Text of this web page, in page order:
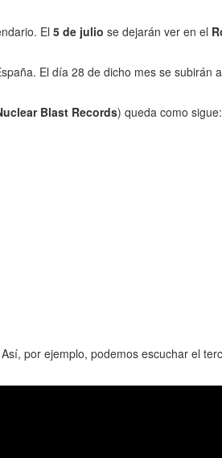
El 5 de julio se dejarán ver en el
El día 28 de dicho mes se subirán
Blast Records) queda como sigue:
por ejemplo, podemos escuchar el